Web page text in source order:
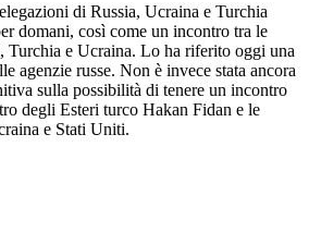
di Russia, Ucraina e Turchia
domani, così come un incontro tra le
Turchia e Ucraina. Lo ha riferito oggi una
agenzie russe. Non è invece stata ancora
sulla possibilità di tenere un incontro
degli Esteri turco Hakan Fidan e le
e Stati Uniti.